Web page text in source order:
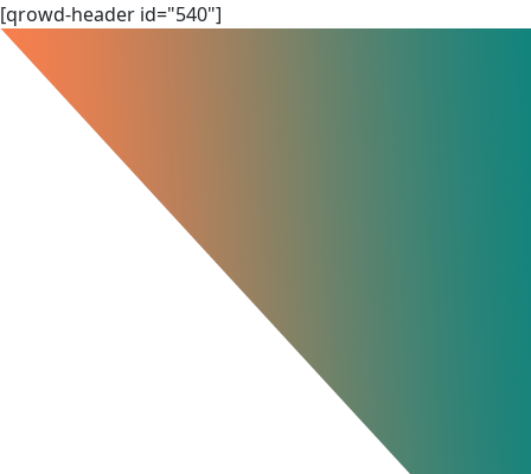
Skip
to
content
[qrowd-header id="540"]